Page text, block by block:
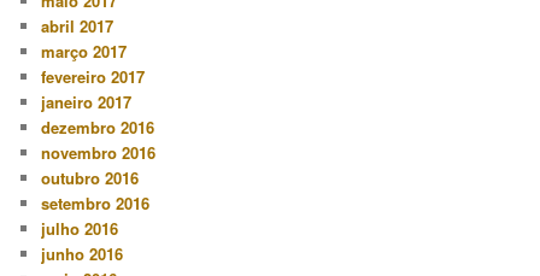
abril 2017
março 2017
fevereiro 2017
janeiro 2017
dezembro 2016
novembro 2016
outubro 2016
setembro 2016
julho 2016
junho 2016